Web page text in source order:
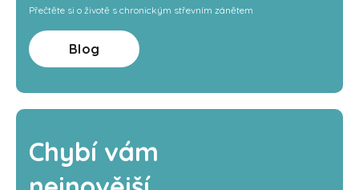
Přečtěte si o životě s chronickým střevním zánětem
Blog
Chybí vám